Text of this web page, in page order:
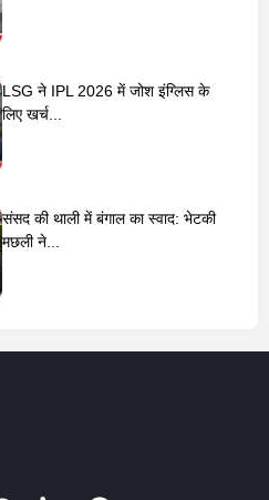
LSG ने IPL 2026 में जोश इंग्लिस के
लिए खर्च...
संसद की थाली में बंगाल का स्वाद: भेटकी
मछली ने...